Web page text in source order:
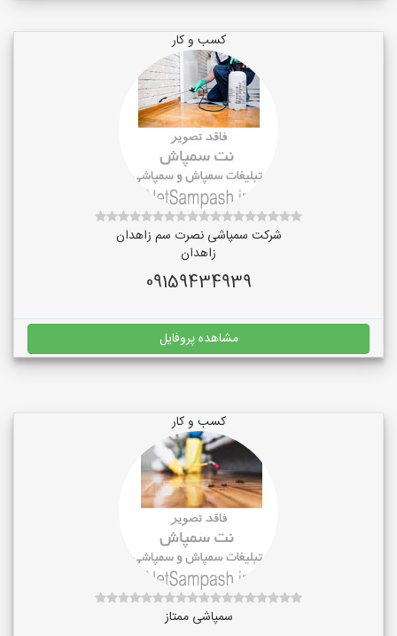
کسب و کار
شرکت سمپاشی نصرت سم زاهدان
زاهدان
09159434939
مشاهده پروفایل
کسب و کار
سمپاشی ممتاز